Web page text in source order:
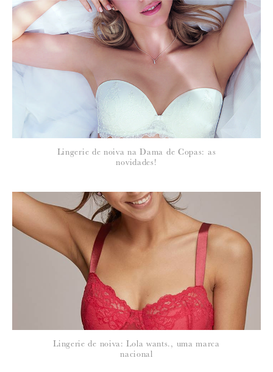
Para saber como tratamos e protegemos os seus dados, leia a nossa
política de privacidade
Lingerie de noiva na Dama de Copas: as
novidades!
Lingerie de noiva: Lola wants., uma marca
nacional